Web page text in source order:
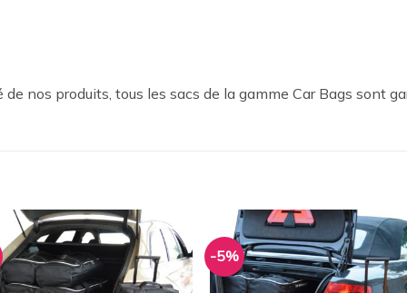
nos produits, tous les sacs de la gamme Car Bags sont
Ajouter
à la
wishlist
-5%
à